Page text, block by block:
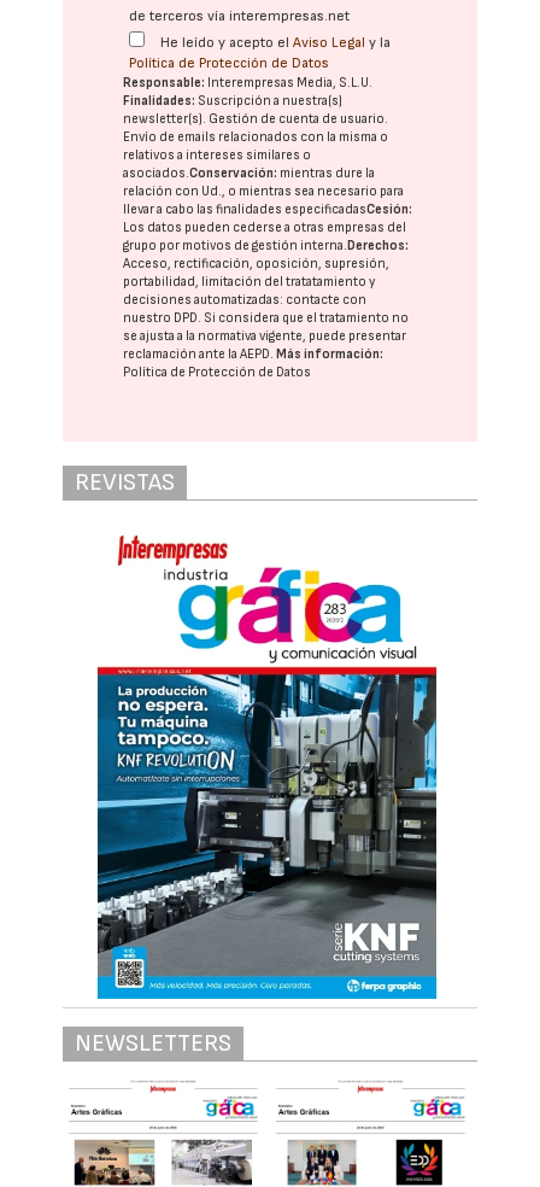
de terceros vía interempresas.net
He leído y acepto elAviso Legal y la
Política de Protección de Datos
Responsable: Interempresas Media, S.L.U.
Finalidades: Suscripción a nuestra(s)
newsletter(s). Gestión de cuenta de usuario.
Envío de emails relacionados con la misma o
relativos a intereses similares o
asociados.Conservación: mientras dure la
relación con Ud., o mientras sea necesario para
llevar a cabo las finalidades especificadasCesión:
Los datos pueden cederse a otras empresas del
grupo por motivos de gestión interna.Derechos:
Acceso, rectificación, oposición, supresión,
portabilidad, limitación del tratatamiento y
decisiones automatizadas: contacte con
nuestro DPD. Si considera que el tratamiento no
se ajusta a la normativa vigente, puede presentar
reclamación ante laAEPD.Más información:
Política de Protección de Datos
REVISTAS
NEWSLETTERS